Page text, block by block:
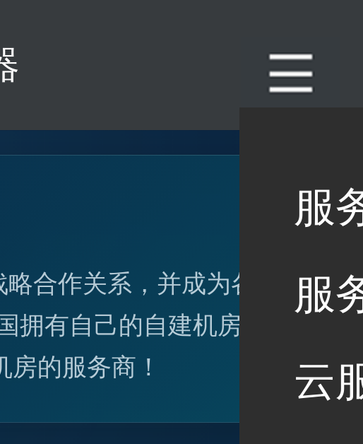
服
服
云
合作关系，并成为各个国
拥有自己的自建机房，也
的服务商！